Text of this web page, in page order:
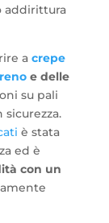
addirittura
a crepe
e delle
su pali
è stata
ed è
con un